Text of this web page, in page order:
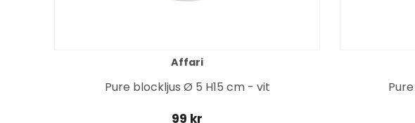
Affari
Pure blockljus Ø 5 H15 cm - vit
99 kr